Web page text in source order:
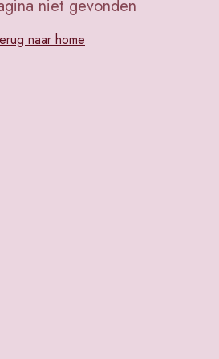
niet gevonden
naar home